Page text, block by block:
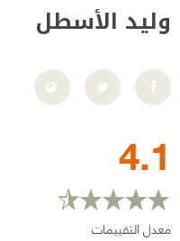
وليد الأسطل
4.1
معدل التقييمات